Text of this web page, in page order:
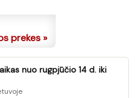
prekes »
nuo rugpjūčio 14 d. iki